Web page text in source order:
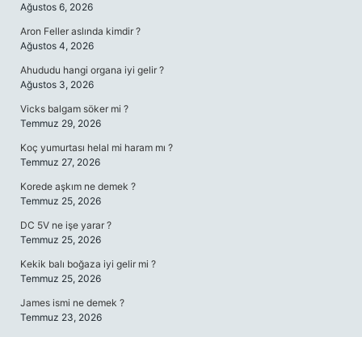
Ağustos 6, 2026
Aron Feller aslında kimdir ?
Ağustos 4, 2026
Ahududu hangi organa iyi gelir ?
Ağustos 3, 2026
Vicks balgam söker mi ?
Temmuz 29, 2026
Koç yumurtası helal mi haram mı ?
Temmuz 27, 2026
Korede aşkım ne demek ?
Temmuz 25, 2026
DC 5V ne işe yarar ?
Temmuz 25, 2026
Kekik balı boğaza iyi gelir mi ?
Temmuz 25, 2026
James ismi ne demek ?
Temmuz 23, 2026